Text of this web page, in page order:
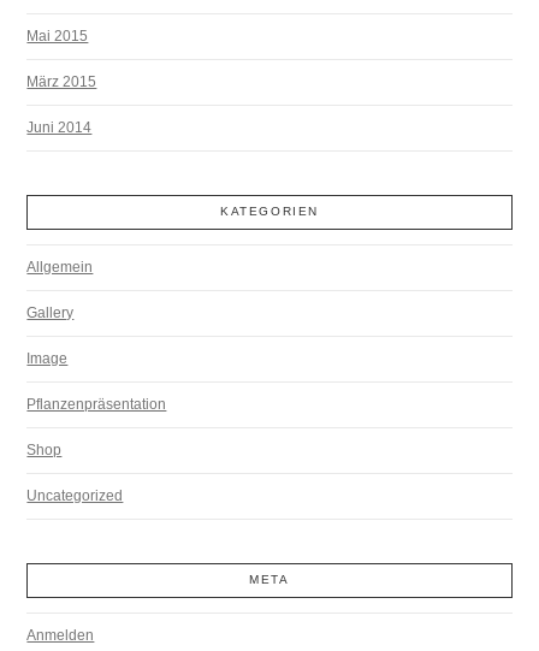
Mai 2015
März 2015
Juni 2014
KATEGORIEN
Allgemein
Gallery
Image
Pflanzenpräsentation
Shop
Uncategorized
META
Anmelden